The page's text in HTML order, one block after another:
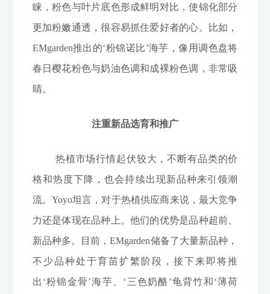
睐，粉色与叶片底色形成鲜明对比，使锦化部分
更加粉嫩通透，很容易抓住爱好者的心。比如，
EMgarden推出的‘粉锦诺比’海芋，像用调色盘将
春日樱花粉色与奶油色调和成裸粉色调，非常吸
睛。
注重新品选育和推广
热植市场行情起伏较大，不断有品类的价
格和热度下降，也会持续出现新品种来引领潮
流。Yoyo坦言，对于热植供应商来说，最大竞争
力还是体现在品种上。他们的优势是品种超前、
新品种多。目前，EMgarden储备了大量新品种，
不少品种处于育苗扩繁阶段，接下来即将推
出‘粉锦金骨’海芋、‘三色奶酪’龟背竹和‘薄荷